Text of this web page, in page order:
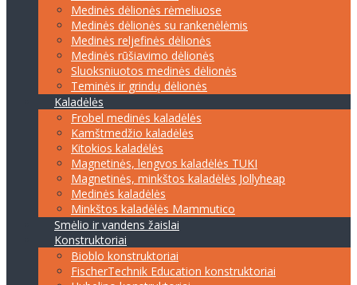
Medinės dėlionės rėmeliuose
Medinės dėlionės su rankenėlėmis
Medinės reljefinės dėlionės
Medinės rūšiavimo dėlionės
Sluoksniuotos medinės dėlionės
Teminės ir grindų dėlionės
Kaladėlės
Frobel medinės kaladėlės
Kamštmedžio kaladėlės
Kitokios kaladėlės
Magnetinės, lengvos kaladėlės TUKI
Magnetinės, minkštos kaladėlės Jollyheap
Medinės kaladėlės
Minkštos kaladėlės Mammutico
Smėlio ir vandens žaislai
Konstruktoriai
Bioblo konstruktoriai
FischerTechnik Education konstruktoriai